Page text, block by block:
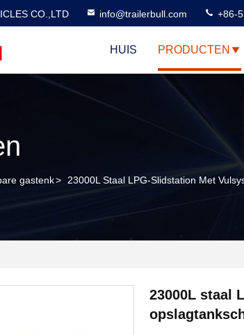
CO.,LTD info@trailerbull.com +86-
HUIS PRODUCTEN
gastenk> 23000L Staal LPG-Slidstation Met
23000L staal